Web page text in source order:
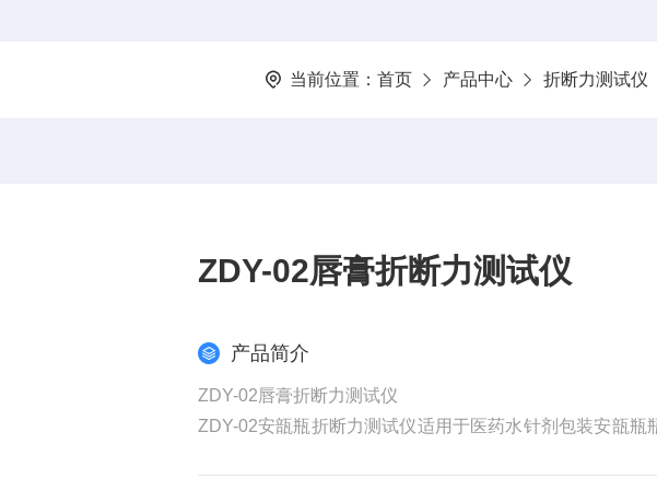
当前位置： 首页 产品中心 折断力测试仪
ZDY-02唇膏折断力测试仪
产品简介
ZDY-02唇膏折断力测试仪
ZDY-02安瓿瓶折断力测试仪适用于医药水针剂包装安瓿